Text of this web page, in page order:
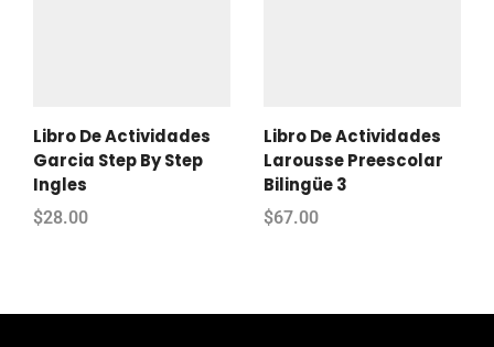
Libro De Actividades
Garcia Step By Step
Ingles
$28.00
Libro De Actividades
Larousse Preescolar
Bilingüe 3
$67.00